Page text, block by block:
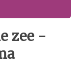
zee -